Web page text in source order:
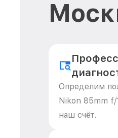
Определим
Nikon 85mm f/
наш счёт.